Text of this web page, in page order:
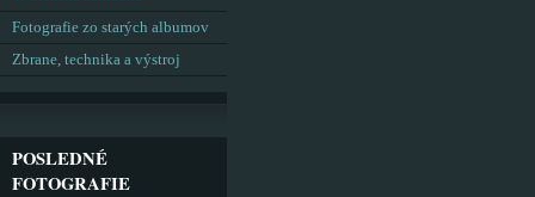
Fotografie zo starých albumov
Zbrane, technika a výstroj
POSLEDNÉ
FOTOGRAFIE